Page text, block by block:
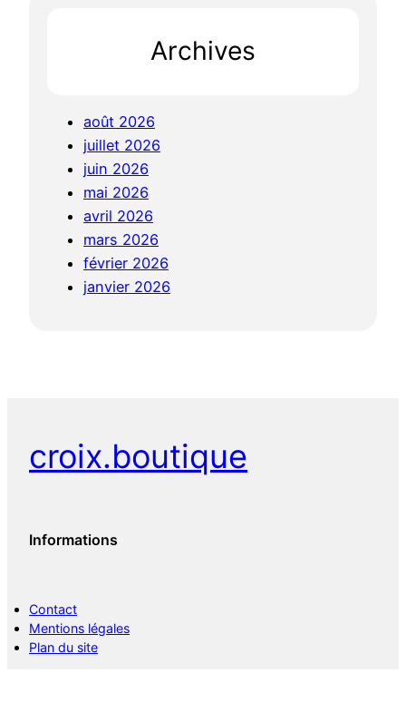
Archives
août 2026
juillet 2026
juin 2026
mai 2026
avril 2026
mars 2026
février 2026
janvier 2026
croix.boutique
Informations
Contact
Mentions légales
Plan du site